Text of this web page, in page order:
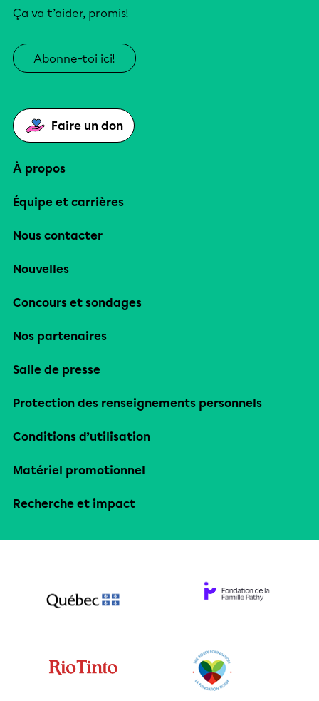
Ça va t’aider, promis!
Abonne-toi ici!
Faire un don
À propos
Équipe et carrières
Nous contacter
Nouvelles
Concours et sondages
Nos partenaires
Salle de presse
Protection des renseignements personnels
Conditions d’utilisation
Matériel promotionnel
Recherche et impact